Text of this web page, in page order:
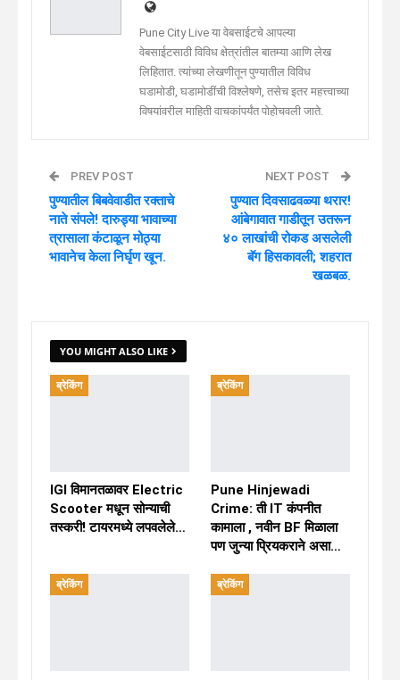
Pune City Live या वेबसाईटचे आपल्या
वेबसाईटसाठी विविध क्षेत्रांतील बातम्या आणि लेख
लिहितात. त्यांच्या लेखणीतून पुण्यातील विविध
घडामोडी, घडामोडींची विश्लेषणे, तसेच इतर महत्त्वाच्या
विषयांवरील माहिती वाचकांपर्यंत पोहोचवली जाते.
PREV POST
पुण्यातील बिबवेवाडीत रक्ताचे
नाते संपले! दारुड्या भावाच्या
त्रासाला कंटाळून मोठ्या
भावानेच केला निर्घृण खून.
NEXT POST
पुण्यात दिवसाढवळ्या थरार!
आंबेगावात गाडीतून उतरून
४० लाखांची रोकड असलेली
बॅग हिसकावली; शहरात
खळबळ.
YOU MIGHT ALSO LIKE
ब्रेकिंग
IGI विमानतळावर Electric
Scooter मधून सोन्याची
तस्करी! टायरमध्ये लपवलेले…
ब्रेकिंग
Pune Hinjewadi
Crime: ती IT कंपनीत
कामाला , नवीन BF मिळाला
पण जुन्या प्रियकराने असा…
ब्रेकिंग ब्रेकिंग